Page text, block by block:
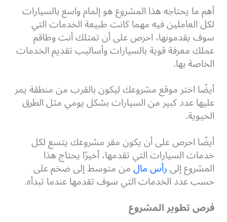
أهم ما يحتاجه هذا المشروع هو إلمام واسع بالسيارات
لكل العاملين فيه مهما كانت طبيعة الخدمات التي
سوف يقدمونها، احرص على أن تمتلك أنت وطاقم
عملك معرفة قوية بالسيارات وأساليب تقديم الخدمات
الخاصة بها.
أيضًا اختر موقع مشروعك ليكون بالقرب من منطقة يمر
عليها عدد كبير من السيارات بشكل يومي مثل الطرق
الحيوية.
أيضًا احرص على أن يكون مقر مشروعك يتسع لكل
خدمات السيارات التي تقدمها، أخيرًا يحتاج هذا
المشروع إلىرأس مالمن متوسط إلى ضخم على
حسب عدد الخدمات التي سوف تقدمها عندما تبدأه.
فرص تطوير المشروع